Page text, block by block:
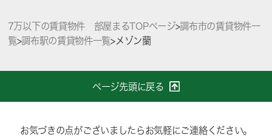
7万以下の賃貸物件 部屋まるTOPページ>調布市の賃貸物件一
覧>調布駅の賃貸物件一覧>メゾン蘭
ページ先頭に戻る
お気づきの点がございましたらお気軽にご連絡ください。